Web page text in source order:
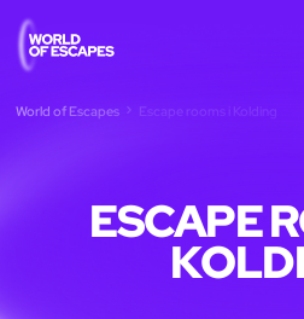
World of Escapes Escape rooms i Kolding
ESCAPE